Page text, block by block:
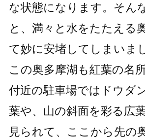
な状態になります。そん
と、満々と水をたたえる
て妙に安堵してしまいま
この奥多摩湖も紅葉の名
付近の駐車場ではドウダ
葉や、山の斜面を彩る広
見られて、ここから先の